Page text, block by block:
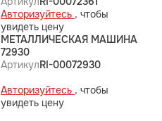
Авторизуйтесь , чтобы
увидеть цену
МЕТАЛЛИЧЕСКАЯ МАШИНА
72930
АртикулRI-00072930
Авторизуйтесь , чтобы
увидеть цену